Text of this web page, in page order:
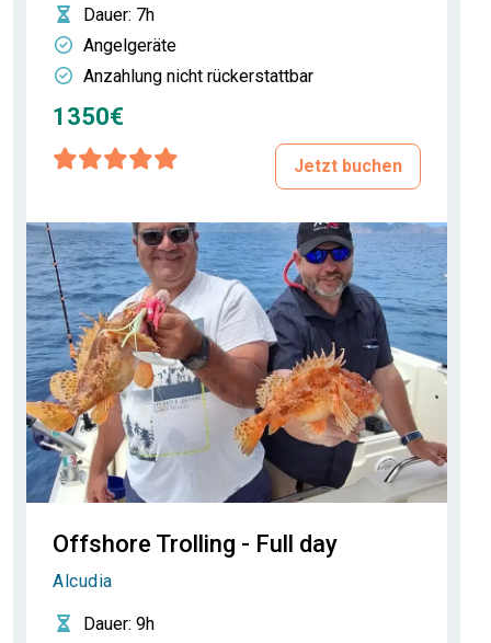
Dauer: 7h
Angelgeräte
Anzahlung nicht rückerstattbar
1350€
Jetzt buchen
Offshore Trolling - Full day
Alcudia
Dauer: 9h